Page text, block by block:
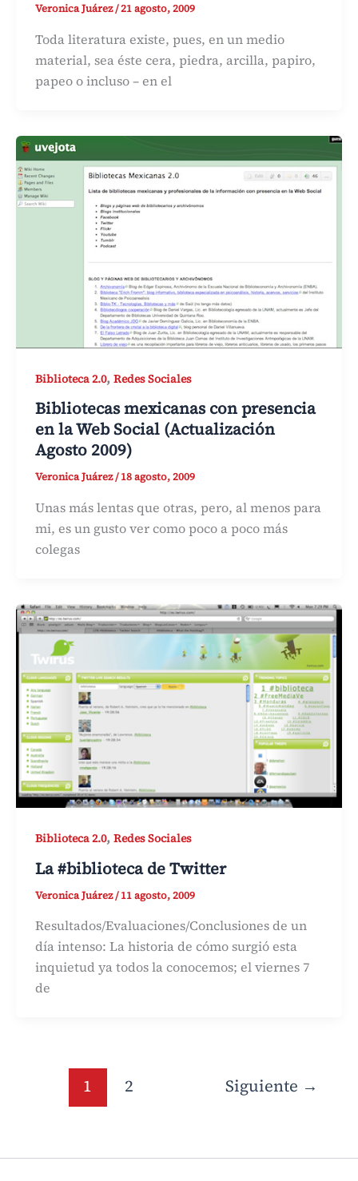
Veronica Juárez/21 agosto, 2009
Toda literatura existe, pues, en un medio
material, sea éste cera, piedra, arcilla, papiro,
papeo o incluso – en el
Biblioteca 2.0, Redes Sociales
Bibliotecas mexicanas con presencia
en la Web Social (Actualización
Agosto 2009)
Veronica Juárez/18 agosto, 2009
Unas más lentas que otras, pero, al menos para
mi, es un gusto ver como poco a poco más
colegas
Biblioteca 2.0, Redes Sociales
La #biblioteca de Twitter
Veronica Juárez/11 agosto, 2009
Resultados/Evaluaciones/Conclusiones de un
día intenso: La historia de cómo surgió esta
inquietud ya todos la conocemos; el viernes 7
de
1 2 Siguiente →